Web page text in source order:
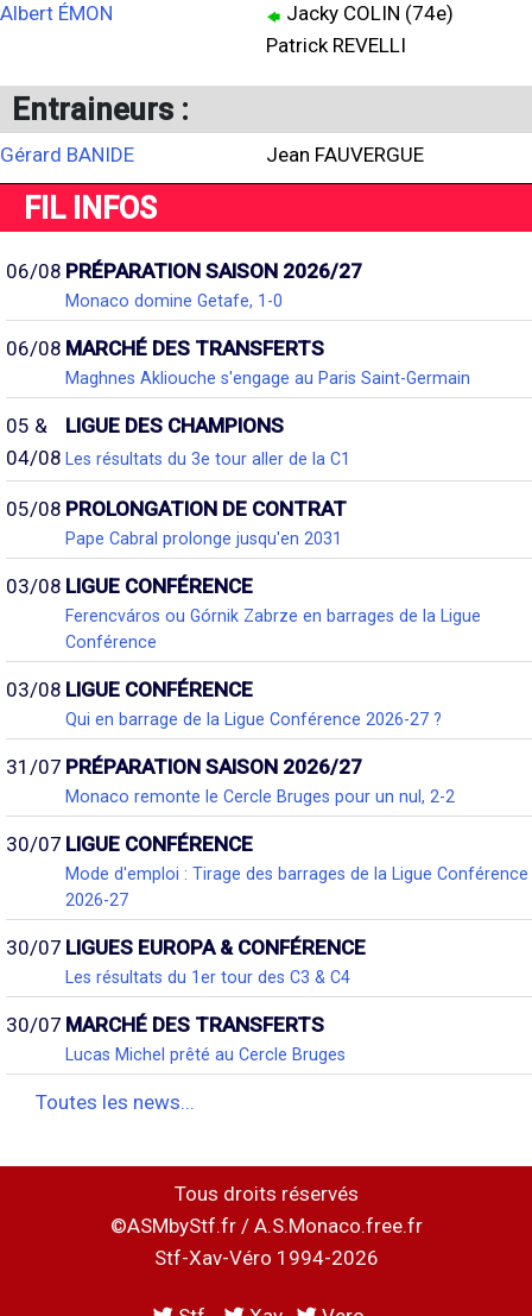
Albert ÉMON
Jacky COLIN (74e)
Patrick REVELLI
Entraineurs :
Gérard BANIDE Jean FAUVERGUE
FIL INFOS
06/08 PRÉPARATION SAISON 2026/27
Monaco domine Getafe, 1-0
06/08 MARCHÉ DES TRANSFERTS
Maghnes Akliouche s'engage au Paris Saint-Germain
05 &
04/08
LIGUE DES CHAMPIONS
Les résultats du 3e tour aller de la C1
05/08 PROLONGATION DE CONTRAT
Pape Cabral prolonge jusqu'en 2031
03/08 LIGUE CONFÉRENCE
Ferencváros ou Górnik Zabrze en barrages de la Ligue
Conférence
03/08 LIGUE CONFÉRENCE
Qui en barrage de la Ligue Conférence 2026-27 ?
31/07 PRÉPARATION SAISON 2026/27
Monaco remonte le Cercle Bruges pour un nul, 2-2
30/07 LIGUE CONFÉRENCE
Mode d'emploi : Tirage des barrages de la Ligue Conférence
2026-27
30/07 LIGUES EUROPA & CONFÉRENCE
Les résultats du 1er tour des C3 & C4
30/07 MARCHÉ DES TRANSFERTS
Lucas Michel prêté au Cercle Bruges
Toutes les news...
Tous droits réservés
©ASMbyStf.fr / A.S.Monaco.free.fr
Stf-Xav-Véro 1994-2026